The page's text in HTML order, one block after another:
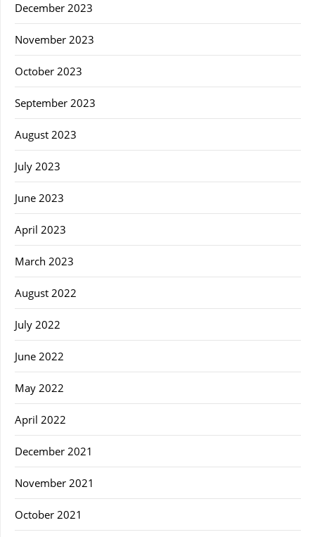
December 2023
November 2023
October 2023
September 2023
August 2023
July 2023
June 2023
April 2023
March 2023
August 2022
July 2022
June 2022
May 2022
April 2022
December 2021
November 2021
October 2021